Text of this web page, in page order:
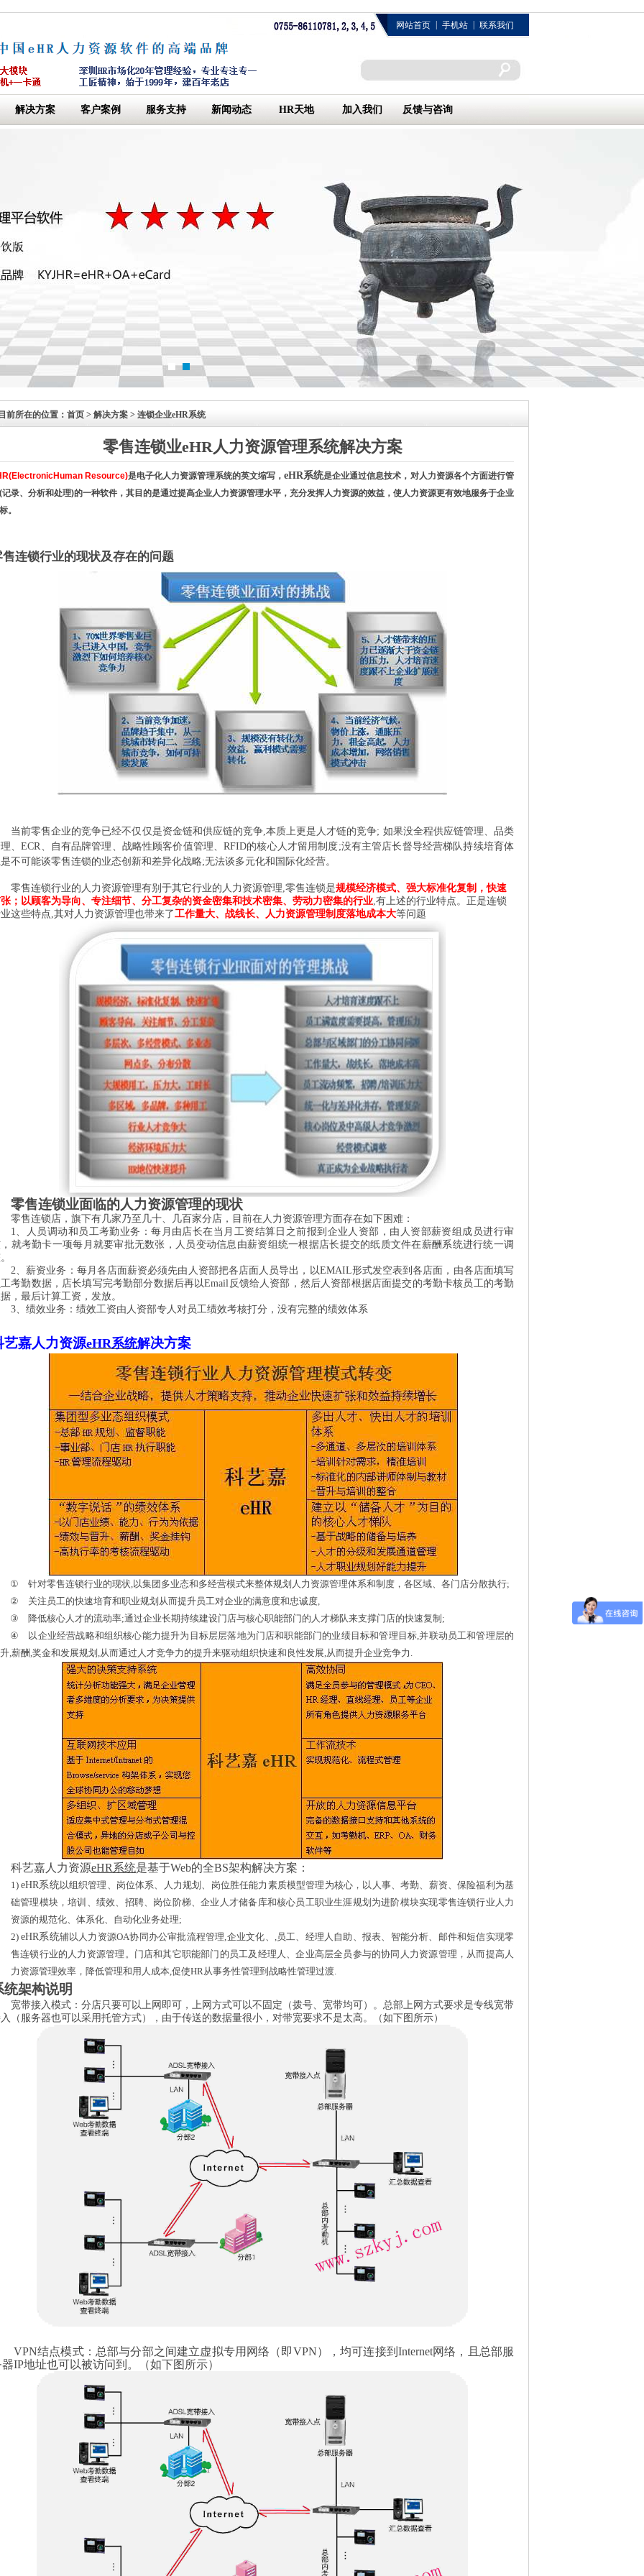
网站首页 手机站 联系我们
解决方案 客户案例 服务支持 新闻动态 HR天地 加入我们 反馈与咨询
前所在的位置： 首页 > 解决方案 > 连锁企业eHR系统
零售连锁业eHR人力资源管理系统解决方案
Resource)是电子化人力资源管理系统的英文缩写， eHR系统是企业通过信息技术，对人力资源各个方面进行管
(记录、分析和处理)的一种软件，其目的是通过提高企业人力资源管理水平，充分发挥人力资源的效益，使人力资源更有效地服务于企业
。
售连锁行业的现状及存在的问题
当前零售企业的竞争已经不仅仅是资金链和供应链的竞争,本质上更是人才链的竞争; 如果没全程供应链管理、品类
、ECR、自有品牌管理、战略性顾客价值管理、RFID的核心人才留用制度;没有主管店长督导经营梯队持续培育体
不可能谈零售连锁的业态创新和差异化战略;无法谈多元化和国际化经营。
零售连锁行业的人力资源管理有别于其它行业的人力资源管理,零售连锁是规模经济模式、强大标准化复制，快速
；以顾客为导向、专注细节、分工复杂的资金密集和技术密集、劳动力密集的行业,有上述的行业特点。正是连锁
这些特点,其对人力资源管理也带来了工作量大、战线长、人力资源管理制度落地成本大等问题
零售连锁业面临的人力资源管理的现状
零售连锁店，旗下有几家乃至几十、几百家分店，目前在人力资源管理方面存在如下困难：
1、人员调动和员工考勤业务：每月由店长在当月 工资结算日 之前报到 企业 人资部，由人资部薪资组成员进行审
就考勤卡一项每月就要审批无数张，人员变动信息由薪资组统一根据店长提交的纸质文件在薪酬 系统进行统一调
2、薪资业务：每月各店面薪资必须先由人资部把各店面人员导出，以EMAIL形式发空表到各店面，由各店面填写
考勤数据，店长填写完考勤部分数据后再以Email反馈给人资部，然后人资部根据店面提交的考勤卡核员工的考勤
，最后计算工资，发放。
3、绩效业务：绩效工资由人资部专人对员工绩效考核打分，没有完整的绩效体系
艺嘉人力资源eHR系统解决方案
① 针对零售连锁行业的现状,以集团多业态和多经营模式来整体规划人力资源管理体系和制度，各区域、各门店分散执行;
② 关注员工的快速培育和职业规划从而提升员工对企业的满意度和忠诚度,
③ 降低核心人才的流动率;通过企业长期持续建设门店与核心职能部门的人才梯队来支撑门店的快速复制 ;
④
以企业经营战略和组织核心能力提升为目标层层落地为门店和职能部门的业绩目标和管理目标,并联动员工和管理层的
,薪酬,奖金和发展规划 ,从而通过人才竞争力的提升来驱动组织快速和良性发展,从而提升企业竞争力 .
科艺嘉 人力资源eHR系统是基于Web的全BS架构解决方案：
1)eHR系统以组织管理、岗位体系、人力规划、岗位胜任能力素质模型管理为核心，以人事、考勤、薪资、保险福利为基
础管理模块，培训、绩效、招聘、岗位阶梯、企业人才储备库和核心员工职业生涯规划为进阶模块实现零售连锁行业人力
资源的规范化、体系化、自动化业务处理;
2)eHR系统辅以人力资源OA协同办公审批流程管理,企业文化、 ,员工、经理人自助、报表、智能分析、邮件和短信实现零
售连锁行业的人力资源管理。门店和其它职能部门的员工及经理人、企业高层全员参与的协同人力资源管理，从而提高人
力资源管理效率，降低管理和用人成本,促使HR从事务性管理到战略性管理过渡.
统架构说明
宽带接入模式：分店只要可以上网即可，上网方式可以不固定（拨号、宽带均可）。总部上网方式要求是专线宽带
（服务器也可以采用托管方式），由于传送的数据量很小，对带宽要求不是太高。（如下图所示）
VPN结点模式：总部与分部之间建立虚拟专用网络（即VPN），均可连接到 Internet网络，且总部服
IP地址也可以被访问到。（如下图所示）